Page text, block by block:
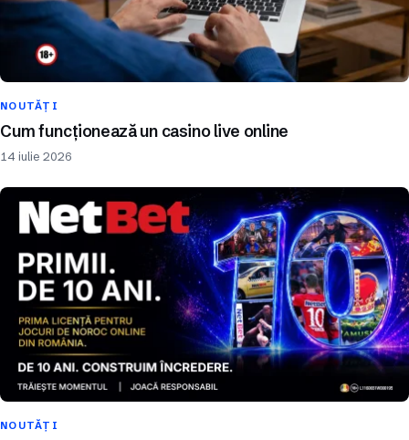
NOUTĂȚI
Cum funcționează un casino live online
14 iulie 2026
NOUTĂȚI